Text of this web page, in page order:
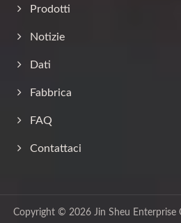
Prodotti
Notizie
Dati
Fabbrica
FAQ
Contattaci
Copyright © 2026 Jin Sheu Enterprise